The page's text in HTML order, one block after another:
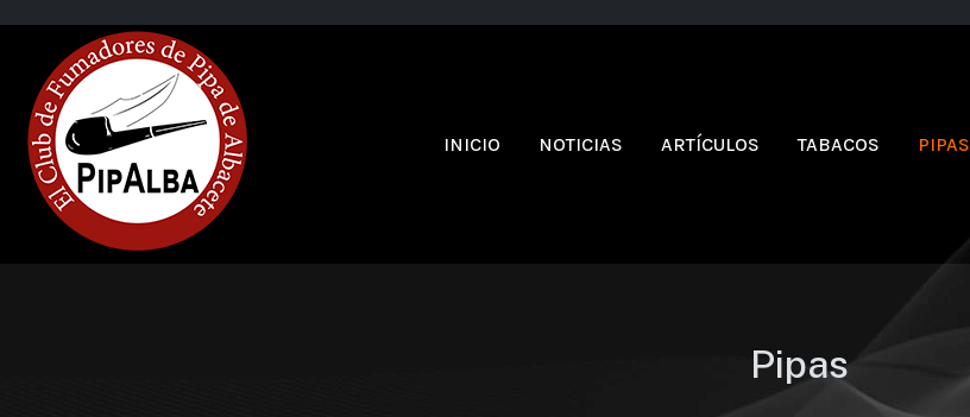
INICIO NOTICIAS ARTÍCULOS TABACOS PIPAS
Pipas